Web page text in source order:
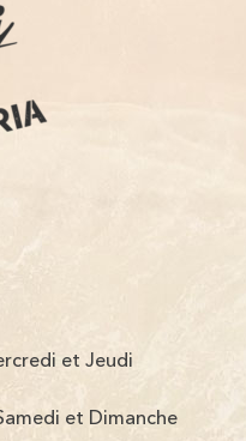
et Jeudi
et Dimanche